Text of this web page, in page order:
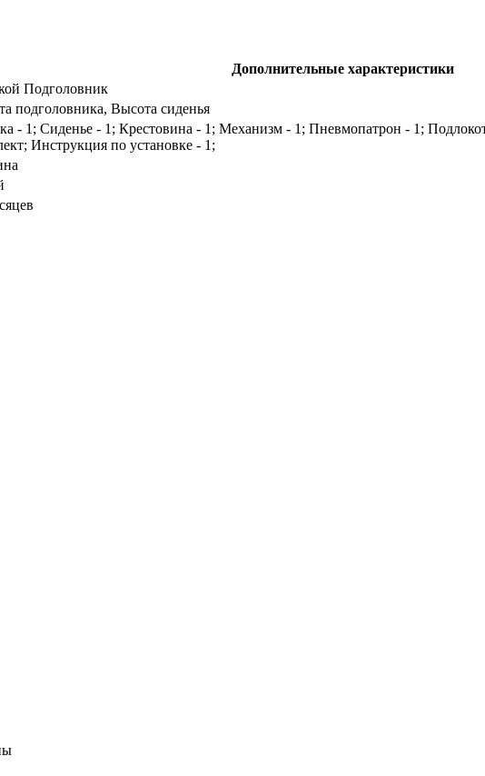
Дополнительные характеристики
Подголовник
подголовника, Высота сиденья
- 1; Сиденье - 1; Крестовина - 1; Механизм - 1; Пневмопатрон - 1;
Инструкция по установке - 1;